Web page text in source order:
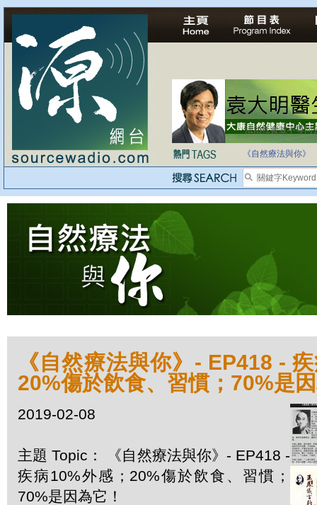
法治社會並不等同
《自然療法與你》
《自然療法與你》- EP418 -
20%傷於飲食、習慣；70%是
2019-02-08
主題 Topic： 《自然療法與你》- EP418 -
疾病10%外感；20%傷於飲食、習慣；
70%是因為它！